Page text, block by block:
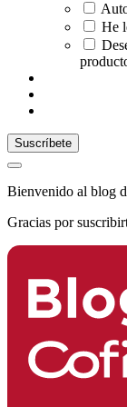
He
Bienvenido al blog
Gracias por